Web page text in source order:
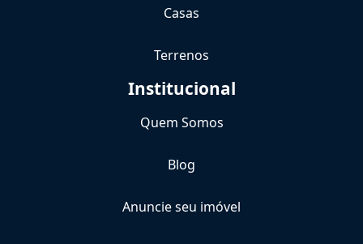
Casas
Terrenos
Institucional
Quem Somos
Blog
Anuncie seu imóvel